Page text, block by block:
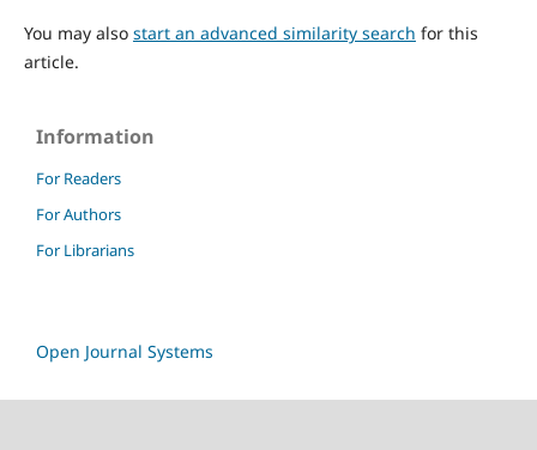
You may also start an advanced similarity search for this
article.
Information
For Readers
For Authors
For Librarians
Open Journal Systems